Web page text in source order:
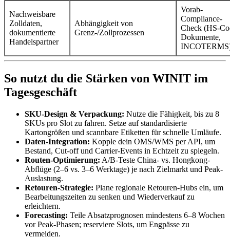
Nachweisbare
Zolldaten,
dokumentierte
Handelspartner
Abhängigkeit von
Grenz-/Zollprozessen
Vorab-
Compliance-
Check (HS-
Dokumente,
So nutzt du die Stärken von WINIT im
Tagesgeschäft
SKU-Design & Verpackung: Nutze die Fähigkeit, bis zu 8
SKUs pro Slot zu fahren. Setze auf standardisierte
Kartongrößen und scannbare Etiketten für schnelle Umläufe.
Daten-Integration: Kopple dein OMS/WMS per API, um
Bestand, Cut-off und Carrier-Events in Echtzeit zu spiegeln.
Routen-Optimierung: A/B-Teste China- vs. Hongkong-
Abflüge (2–6 vs. 3–6 Werktage) je nach Zielmarkt und Peak-
Auslastung.
Retouren-Strategie: Plane regionale Retouren-Hubs ein, um
Bearbeitungszeiten zu senken und Wiederverkauf zu
erleichtern.
Forecasting: Teile Absatzprognosen mindestens 6–8 Wochen
vor Peak-Phasen; reserviere Slots, um Engpässe zu
vermeiden.